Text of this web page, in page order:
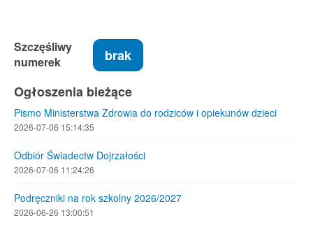
Szczęśliwy
numerek
brak
Ogłoszenia bieżące
Pismo Ministerstwa Zdrowia do rodziców i opiekunów dzieci
2026-07-06 15:14:35
Odbiór Świadectw Dojrzałości
2026-07-06 11:24:26
Podręczniki na rok szkolny 2026/2027
2026-06-26 13:00:51